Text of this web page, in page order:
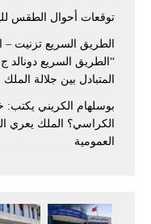
توقعات أحوال الطقس
الطريق السريع تزنيت –
“الطريق السريع دونالد
المتبادل بين جلالة
بوسلهام الكريني
الكراسي؟ الملك يعري
العمومية